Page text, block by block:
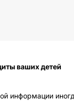
ваших детей
информации